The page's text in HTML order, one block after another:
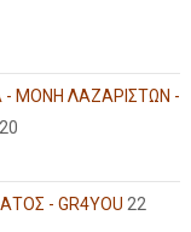
- ΜΟΝΗ ΛΑΖΑΡΙΣΤΩΝ -
- GR4YOU 22